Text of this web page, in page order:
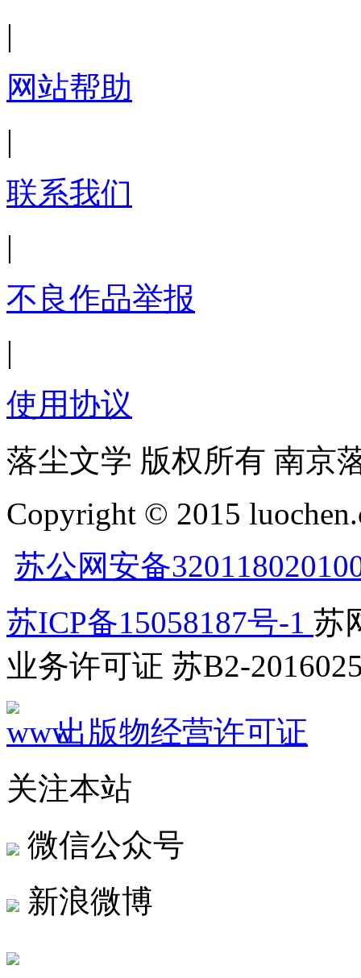
|
网站帮助
|
联系我们
|
不良作品举报
|
使用协议
落尘文学 版权所有 南京
Copyright © 2015
苏公网安备
苏ICP备15058187号-1 苏
业务许可证 苏B2-
出版物经营许可证
关注本站
微信公众号
新浪微博